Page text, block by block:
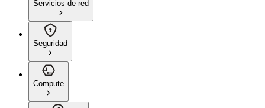
Servicios de red
Seguridad
Compute